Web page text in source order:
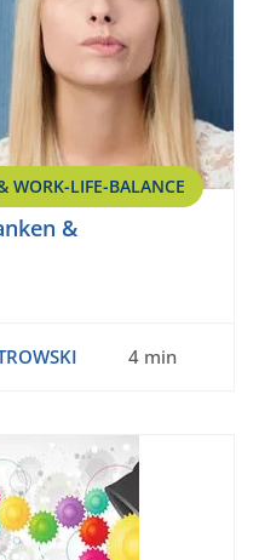
WORK-LIFE-BALANCE
&
4 min